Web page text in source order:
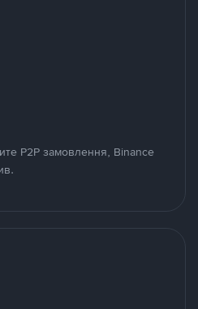
P2P замовлення, Binance